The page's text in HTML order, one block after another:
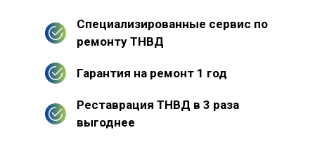
Специализированные сервис по
ремонту ТНВД
Гарантия на ремонт 1 год
Реставрация ТНВД в 3 раза
выгоднее